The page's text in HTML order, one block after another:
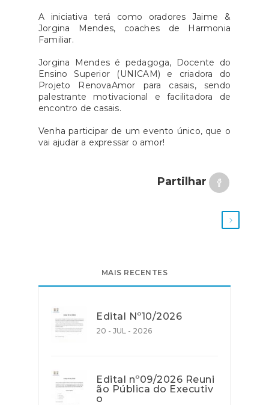
A iniciativa terá como oradores Jaime &
Jorgina Mendes, coaches de Harmonia
Familiar.
Jorgina Mendes é pedagoga, Docente do
Ensino Superior (UNICAM) e criadora do
Projeto RenovaAmor para casais, sendo
palestrante motivacional e facilitadora de
encontro de casais.
Venha participar de um evento único, que o
vai ajudar a expressar o amor!
Partilhar
MAIS RECENTES
Edital Nº10/2026
20 - JUL - 2026
Edital nº09/2026 Reuni
ão Pública do Executiv
o